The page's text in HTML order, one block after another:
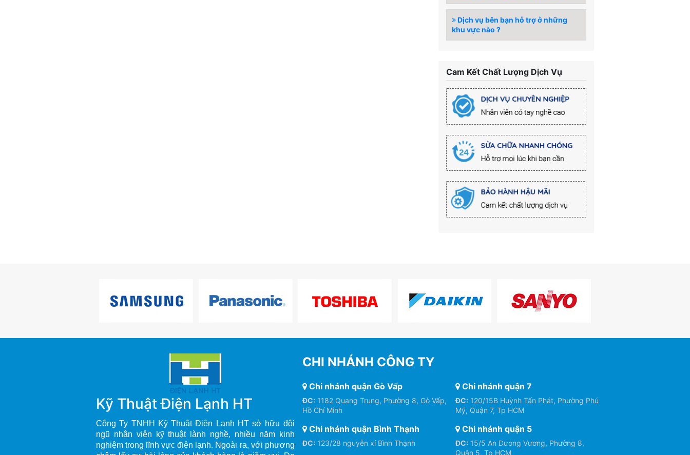
Dịch vụ bên bạn hỗ trợ ở những
khu vực nào ?
Cam Kết Chất Lượng Dịch Vụ
Kỹ Thuật Điện Lạnh HT
Công Ty TNHH Kỹ Thuật Điện Lạnh HT sở hữu đội
ngũ nhân viên kỹ thuật lành nghề, nhiều năm kinh
nghiệm trong lĩnh vực điện lạnh. Ngoài ra, với phương
CHI NHÁNH CÔNG TY
Chi nhánh quận Gò Vấp
ĐC:1182 Quang Trung, Phường 8, Gò Vấp,
Hồ Chí Minh
Chi nhánh quận Bình Thạnh
ĐC:123/28 nguyễn xí Bình Thạnh
Chi nhánh quận 7
ĐC: 120/15B Huỳnh Tấn Phát, Phường Phú
Mỹ, Quận 7, Tp HCM
Chi nhánh quận 5
ĐC: 15/5 An Dương Vương, Phường 8,
Quận 5, Tp HCM